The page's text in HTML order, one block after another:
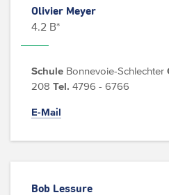
Olivier Meyer
4.2 B*
Schule Bonnevoie-Schlechter
208 Tel. 4796 - 6766
E-Mail
Bob Lessure